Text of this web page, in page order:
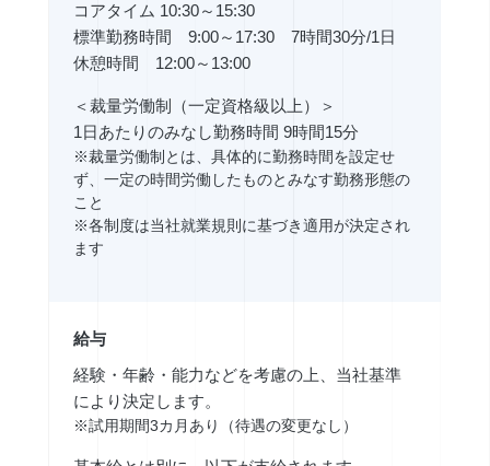
コアタイム 10:30～15:30
標準勤務時間 9:00～17:30 7時間30分/1日
休憩時間 12:00～13:00
＜裁量労働制（一定資格級以上）＞
1日あたりのみなし勤務時間 9時間15分
※裁量労働制とは、具体的に勤務時間を設定せ
ず、一定の時間労働したものとみなす勤務形態の
こと
※各制度は当社就業規則に基づき適用が決定され
ます
給与
経験・年齢・能力などを考慮の上、当社基準
により決定します。
※試用期間3カ月あり（待遇の変更なし）